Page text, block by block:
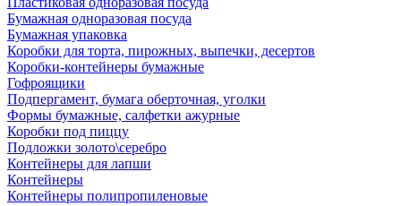
Бумажная одноразовая посуда
Бумажная упаковка
Коробки для торта, пирожных, выпечки, десертов
Коробки-контейнеры бумажные
Гофроящики
Подпергамент, бумага оберточная, уголки
Формы бумажные, салфетки ажурные
Коробки под пиццу
Подложки золото\серебро
Контейнеры для лапши
Контейнеры
Контейнеры полипропиленовые